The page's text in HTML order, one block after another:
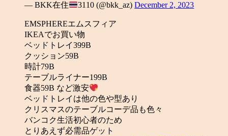
— BKK在住 3110 (@bkk_az)December 2, 2023
EMSPHEREエムスフィア
IKEAでお買い物
ベッドトレイ399B
クッション59B
時計79B
テーブルライナー199B
食器59B など激安
ベッドトレイは他の色や型あり
クリスマスのテーブルコーデ品も色々
バンコク生活初心者のため
とりあえず必需品ゲット